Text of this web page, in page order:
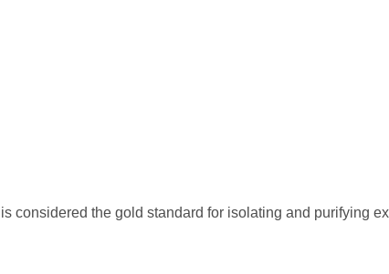
considered the gold standard for isolating and purifying